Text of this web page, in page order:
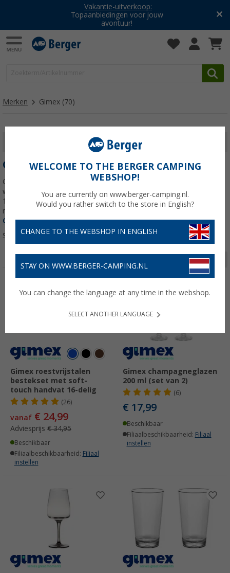
Vakantie-uitverkoop:
Topaanbiedingen voor jouw
avontuur!
Merken Gimex (70)
FILTER WEERGEVEN
GIMEX
Gimex zal bij veel kampeerders en buitensporters wel bekend zijn,
want het bedrijf uit Bergisch-Gladbach heeft sinds zijn oprichting in
1989 naam gemaakt - met hoogwaardig kampeerservies van
melamine. Dit materiaal is een grondstof waaruit
Lees meer over
Gimex>>>
Sorteren:
Pagina 1 van 3
Gimex roestvrijstalen
bestekset met soft-
touch handvat 16-delig
(26)
vanaf € 24,99
Adviesprijs € 34,95
Beschikbaar
Filiaalbeschikbaarheid: Filiaal
instellen
Gimex champagneglazen
200 ml (set van 2)
(6)
€ 17,99
Beschikbaar
Filiaalbeschikbaarheid: Filiaal
instellen
WELCOME TO THE BERGER CAMPING
WEBSHOP!
You are currently on www.berger-camping.nl.
Would you rather switch to the store in English?
CHANGE TO THE WEBSHOP IN ENGLISH
STAY ON WWW.BERGER-CAMPING.NL
You can change the language at any time in the webshop.
SELECT ANOTHER LANGUAGE